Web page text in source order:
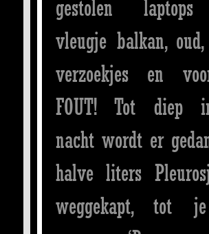
gestolen
vleugje balkan,
verzoekjes en
FOUT! Tot diep
nacht wordt er
halve liters
weggekapt, tot